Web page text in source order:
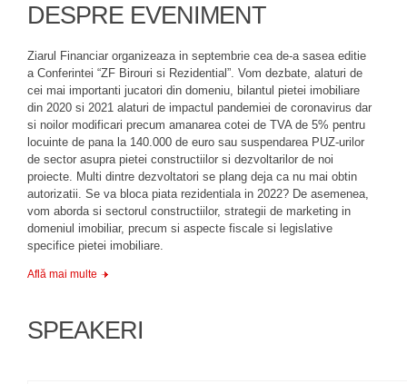
DESPRE EVENIMENT
Ziarul Financiar organizeaza in septembrie cea de-a sasea editie
a Conferintei “ZF Birouri si Rezidential”. Vom dezbate, alaturi de
cei mai importanti jucatori din domeniu, bilantul pietei imobiliare
din 2020 si 2021 alaturi de impactul pandemiei de coronavirus dar
si noilor modificari precum amanarea cotei de TVA de 5% pentru
locuinte de pana la 140.000 de euro sau suspendarea PUZ-urilor
de sector asupra pietei constructiilor si dezvoltarilor de noi
proiecte. Multi dintre dezvoltatori se plang deja ca nu mai obtin
autorizatii. Se va bloca piata rezidentiala in 2022? De asemenea,
vom aborda si sectorul constructiilor, strategii de marketing in
domeniul imobiliar, precum si aspecte fiscale si legislative
specifice pietei imobiliare.
Află mai multe
SPEAKERI